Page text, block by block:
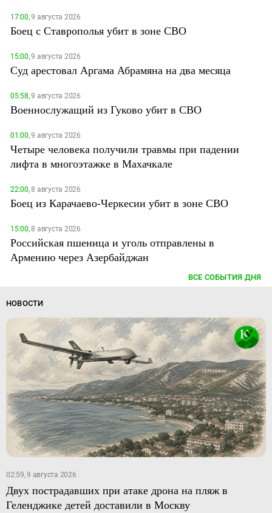
17:00,9 августа 2026
Боец с Ставрополья убит в зоне СВО
15:00,9 августа 2026
Суд арестовал Аргама Абрамяна на два месяца
05:58,9 августа 2026
Военнослужащий из Гуково убит в СВО
01:00,9 августа 2026
Четыре человека получили травмы при падении
лифта в многоэтажке в Махачкале
22:00,8 августа 2026
Боец из Карачаево-Черкесии убит в зоне СВО
15:00,8 августа 2026
Российская пшеница и уголь отправлены в
Армению через Азербайджан
ВСЕ СОБЫТИЯ ДНЯ
НОВОСТИ
02:59, 9 августа 2026
Двух пострадавших при атаке дрона на пляж в
Геленджике детей доставили в Москву